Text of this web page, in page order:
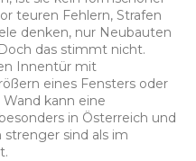
teuren Fehlern, Strafen
denken, nur Neubauten
das stimmt nicht.
Innentür mit
eines Fensters oder
kann eine
in Österreich und
sind als im